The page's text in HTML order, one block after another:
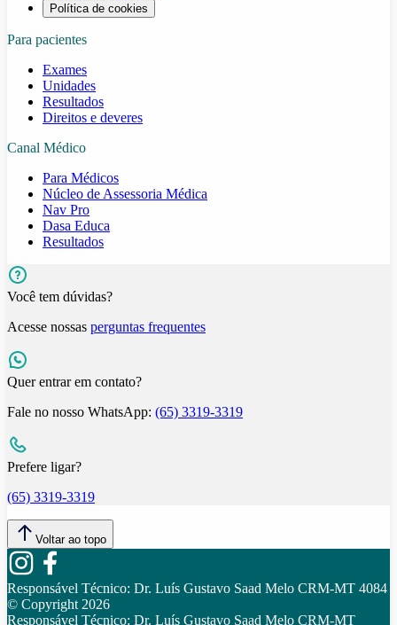
Política de cookies
Para pacientes
Exames
Unidades
Resultados
Direitos e deveres
Canal Médico
Para Médicos
Núcleo de Assessoria Médica
Nav Pro
Dasa Educa
Resultados
Você tem dúvidas?
Acesse nossas perguntas frequentes
Quer entrar em contato?
Fale no nosso WhatsApp: (65) 3319-3319
Prefere ligar?
(65) 3319-3319
Voltar ao topo
Responsável Técnico: Dr. Luís Gustavo Saad Melo CRM-MT 4084
© Copyright 2026
Responsável Técnico: Dr. Luís Gustavo Saad Melo CRM-MT